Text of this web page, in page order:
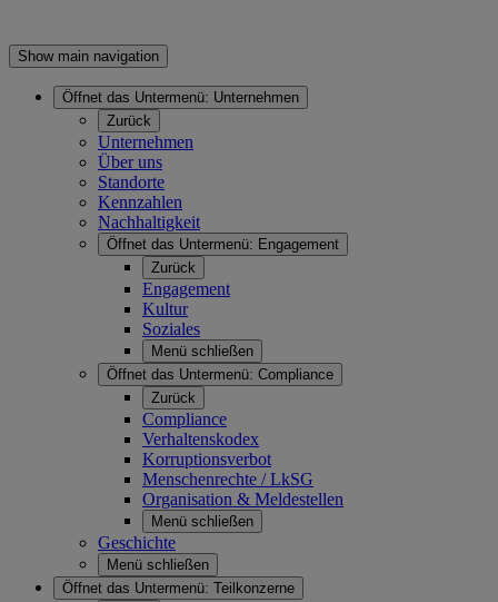
Show main navigation
Öffnet das Untermenü: Unternehmen
Zurück
Unternehmen
Über uns
Standorte
Kennzahlen
Nachhaltigkeit
Öffnet das Untermenü: Engagement
Zurück
Engagement
Kultur
Soziales
Menü schließen
Öffnet das Untermenü: Compliance
Zurück
Compliance
Verhaltenskodex
Korruptionsverbot
Menschenrechte / LkSG
Organisation & Meldestellen
Menü schließen
Geschichte
Menü schließen
Öffnet das Untermenü: Teilkonzerne